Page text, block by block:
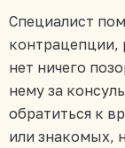
Специалист
контрацепции,
нет ничего
нему за
обратиться к
или знакомых,